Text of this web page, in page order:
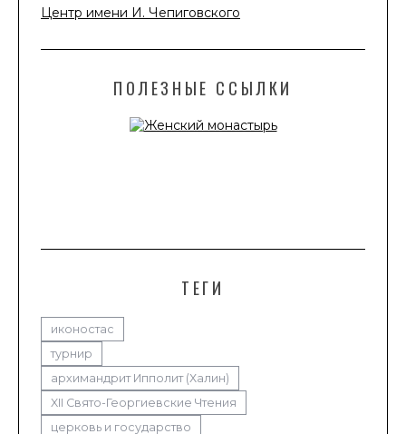
Центр имени И. Чепиговского
ПОЛЕЗНЫЕ ССЫЛКИ
ТЕГИ
иконостас
турнир
архимандрит Ипполит (Халин)
XII Свято-Георгиевские Чтения
церковь и государство